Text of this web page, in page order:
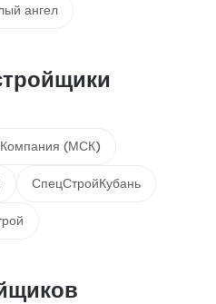
ангел
Компания (МСК)
СпецСтройКубань